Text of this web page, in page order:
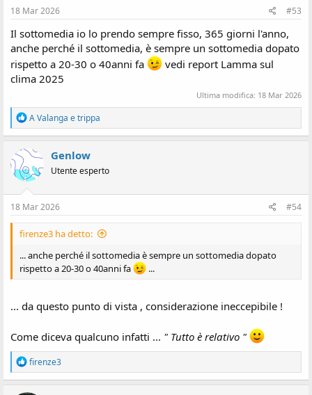
18 Mar 2026 #53
Il sottomedia io lo prendo sempre fisso, 365 giorni l'anno,
anche perché il sottomedia, è sempre un sottomedia dopato
rispetto a 20-30 o 40anni fa
vedi report Lamma sul
clima 2025
Ultima modifica: 18 Mar 2026
R
e
a
z
o
n
i
:
A Valanga etrippa
Genlow
Utente esperto
18 Mar 2026 #54
firenze3 ha detto:
... anche perché il sottomedia è sempre un sottomedia dopato
rispetto a 20-30 o 40anni fa
...
... da questo punto di vista , considerazione ineccepibile !
Come diceva qualcuno infatti ... " Tutto è relativo "
R
e
a
firenze3